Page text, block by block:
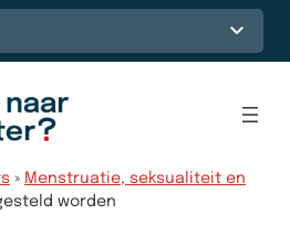
» Menstruatie, seksualiteit en
worden